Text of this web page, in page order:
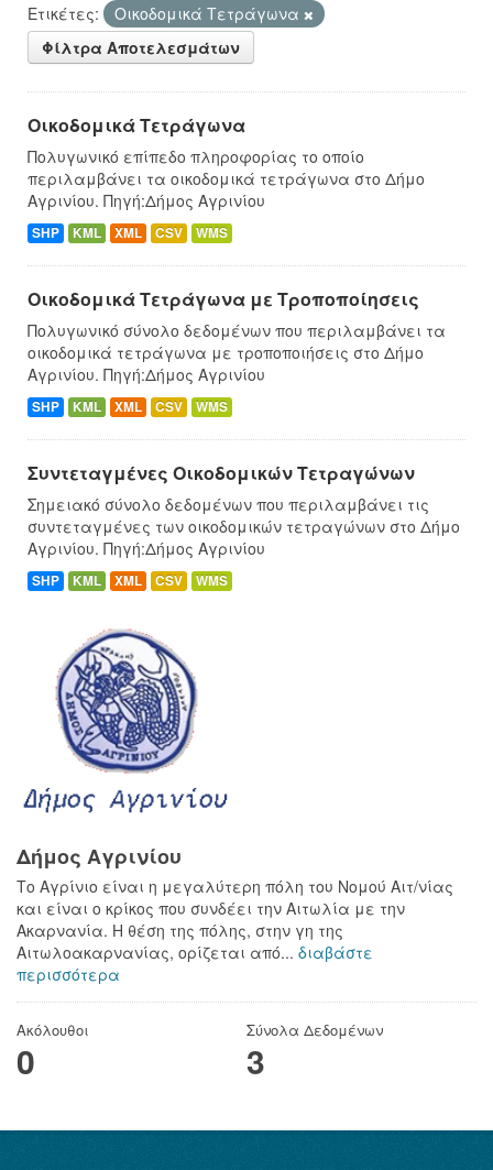
Ετικέτες:
Οικοδομικά Τετράγωνα
Φίλτρα Αποτελεσμάτων
Οικοδομικά Τετράγωνα
Πολυγωνικό επίπεδο πληροφορίας το οποίο
περιλαμβάνει τα οικοδομικά τετράγωνα στο Δήμο
Αγρινίου. Πηγή:Δήμος Αγρινίου
SHP KML XML CSV WMS
Οικοδομικά Τετράγωνα με Τροποποίησεις
Πολυγωνικό σύνολο δεδομένων που περιλαμβάνει τα
οικοδομικά τετράγωνα με τροποποιήσεις στο Δήμο
Αγρινίου. Πηγή:Δήμος Αγρινίου
SHP KML XML CSV WMS
Συντεταγμένες Oικοδομικών Tετραγώνων
Σημειακό σύνολο δεδομένων που περιλαμβάνει τις
συντεταγμένες των οικοδομικών τετραγώνων στο Δήμο
Αγρινίου. Πηγή:Δήμος Αγρινίου
SHP KML XML CSV WMS
Δήμος Αγρινίου
Το Αγρίνιο είναι η μεγαλύτερη πόλη του Νομού Αιτ/νίας
και είναι ο κρίκος που συνδέει την Αιτωλία με την
Ακαρνανία. Η θέση της πόλης, στην γη της
Αιτωλοακαρνανίας, ορίζεται από... διαβάστε
περισσότερα
Ακόλουθοι
0
Σύνολα Δεδομένων
3